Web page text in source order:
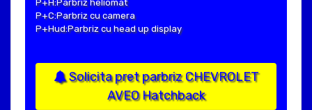
P+H:Parbriz heliomat
P+C:Parbriz cu camera
P+Hud:Parbriz cu head up display
Solicita pret parbriz CHEVROLET
AVEO Hatchback